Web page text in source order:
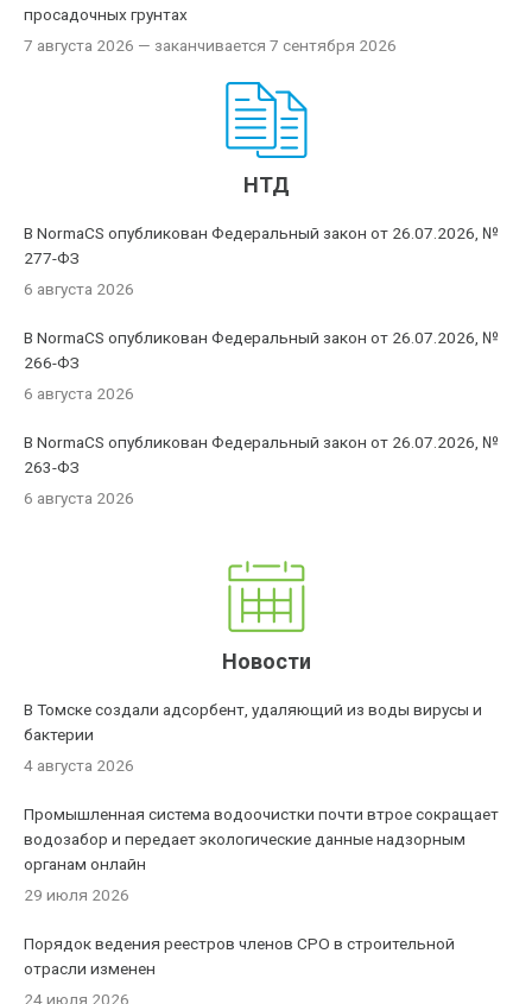
просадочных грунтах
7 августа 2026 — заканчивается 7 сентября 2026
НТД
В NormaCS опубликован Федеральный закон от 26.07.2026, №
277-ФЗ
6 августа 2026
В NormaCS опубликован Федеральный закон от 26.07.2026, №
266-ФЗ
6 августа 2026
В NormaCS опубликован Федеральный закон от 26.07.2026, №
263-ФЗ
6 августа 2026
Новости
В Томске создали адсорбент, удаляющий из воды вирусы и
бактерии
4 августа 2026
Промышленная система водоочистки почти втрое сокращает
водозабор и передает экологические данные надзорным
органам онлайн
29 июля 2026
Порядок ведения реестров членов СРО в строительной
отрасли изменен
24 июля 2026